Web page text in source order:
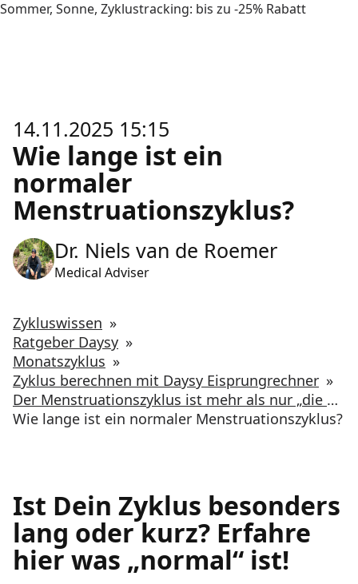
Sommer, Sonne, Zyklustracking: bis zu -25% Rabatt
14.11.2025 15:15
Wie lange ist ein
normaler
Menstruationszyklus?
Dr. Niels van de Roemer
Medical Adviser
Zykluswissen »
Ratgeber Daysy »
Monatszyklus »
Zyklus berechnen mit Daysy Eisprungrechner »
Der Menstruationszyklus ist mehr als nur „die Periode“
Wie lange ist ein normaler Menstruationszyklus?
Ist Dein Zyklus besonders
lang oder kurz? Erfahre
hier was „normal“ ist!